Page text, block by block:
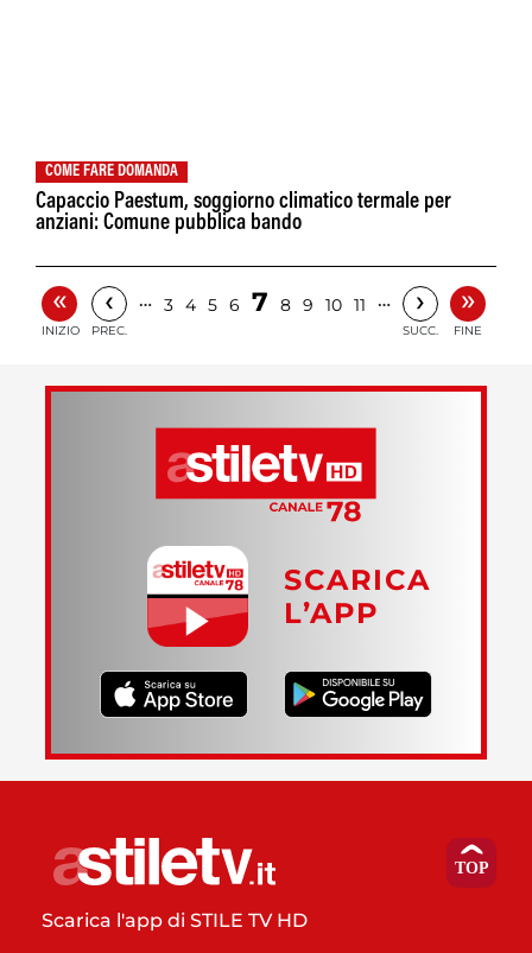
COME FARE DOMANDA
Capaccio Paestum, soggiorno climatico termale per
anziani: Comune pubblica bando
«
INIZIO
‹
PREC.
… 3 4 5 6 7 8 9 10 11 … ›
SUCC.
»
FINE
SCARICA
L’APP
Scarica l'app di STILE TV HD